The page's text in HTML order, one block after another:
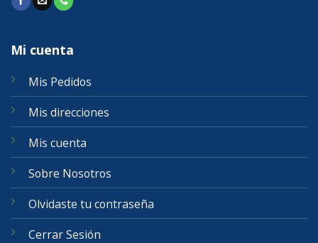
Mi cuenta
Mis Pedidos
Mis direcciones
Mis cuenta
Sobre Nosotros
Olvidaste tu contraseña
Cerrar Sesión